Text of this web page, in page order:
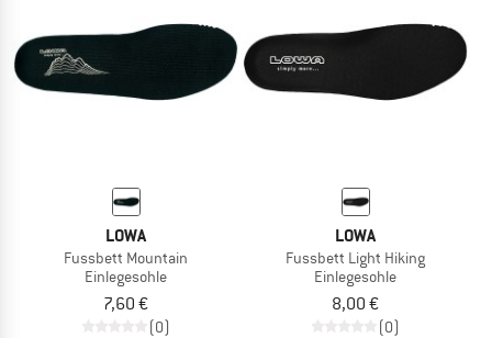
LOWA
Fussbett Mountain
Einlegesohle
7,60 €
(0)
LOWA
Fussbett Light Hiking
Einlegesohle
8,00 €
(0)